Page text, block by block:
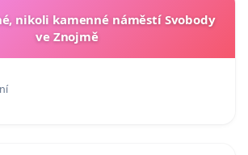
nikoli kamenné náměstí Svobody
ve Znojmě